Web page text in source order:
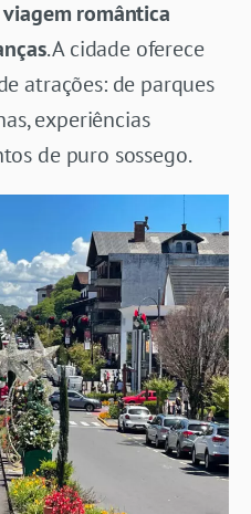
romântica
. A cidade oferece
atrações: de parques
experiências
de puro sossego.